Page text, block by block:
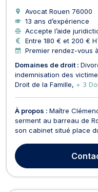
Avocat Rouen 76000
13 ans d’expérience
Accepte l’aide
Entre 180 € et 200 €
Premier rendez-vous
Domaines de droit :
indemnisation des
Droit de la Famille
+ 3
À propos : Maître
serment au barreau de
son cabinet situé place
Arts. Dynamique et
intervient en droit de la